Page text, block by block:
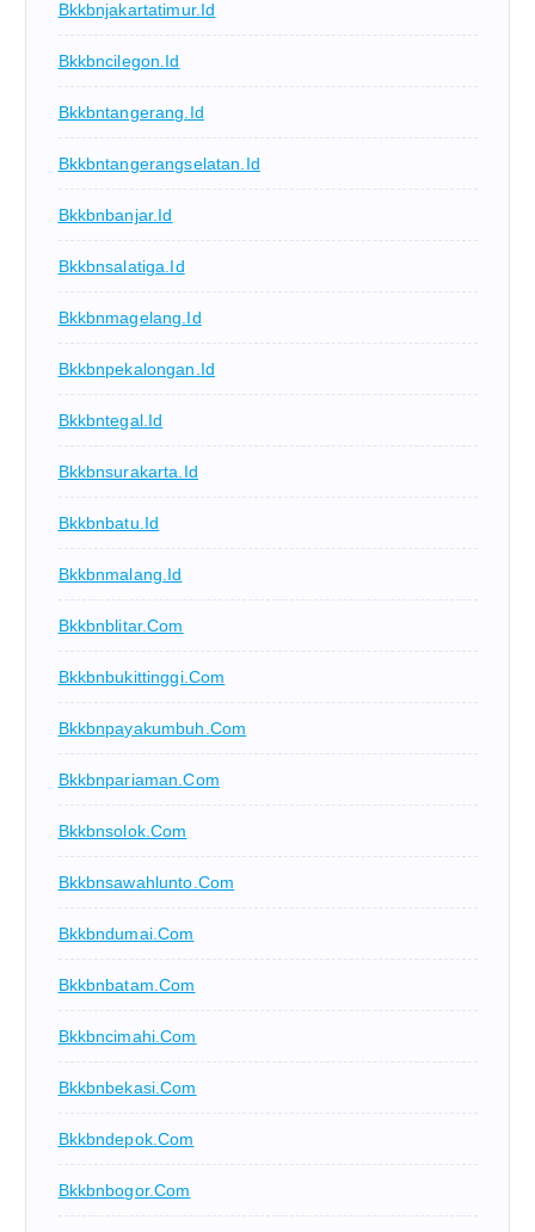
Bkkbnjakartatimur.id
Bkkbncilegon.id
Bkkbntangerang.id
Bkkbntangerangselatan.id
Bkkbnbanjar.id
Bkkbnsalatiga.id
Bkkbnmagelang.id
Bkkbnpekalongan.id
Bkkbntegal.id
Bkkbnsurakarta.id
Bkkbnbatu.id
Bkkbnmalang.id
Bkkbnblitar.com
Bkkbnbukittinggi.com
Bkkbnpayakumbuh.com
Bkkbnpariaman.com
Bkkbnsolok.com
Bkkbnsawahlunto.com
Bkkbndumai.com
Bkkbnbatam.com
Bkkbncimahi.com
Bkkbnbekasi.com
Bkkbndepok.com
Bkkbnbogor.com